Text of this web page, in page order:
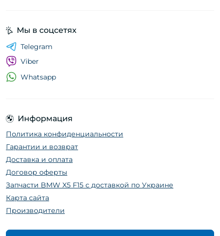
Информация
Политика конфиденциальности
Гарантии и возврат
Доставка и оплата
Договор оферты
Запчасти BMW X5 F15 с доставкой по Украине
Карта сайта
Производители
Мы в соцсетях
Telegram
Viber
Whatsapp